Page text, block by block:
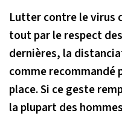
Lutter contre le virus
tout par le respect
dernières, la
comme recommandé
place. Si ce geste
la plupart des